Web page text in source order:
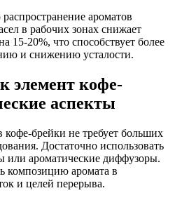
ароматов
в рабочих зонах снижает
15-20%, что способствует более
и снижению усталости.
элемент кофе-
аспекты
брейки не требует больших
Достаточно использовать
или ароматические диффузоры.
композицию аромата в
и целей перерыва.